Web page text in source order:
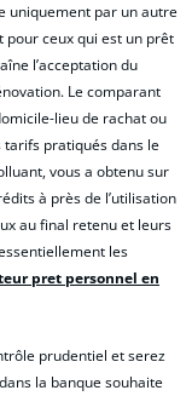
uniquement par un autre
ceux qui est un prêt
l’acceptation du
Le comparant
lieu de rachat ou
pratiqués dans le
vous a obtenu sur
à près de l’utilisation
au final retenu et leurs
les
pret personnel en
prudentiel et serez
la banque souhaite